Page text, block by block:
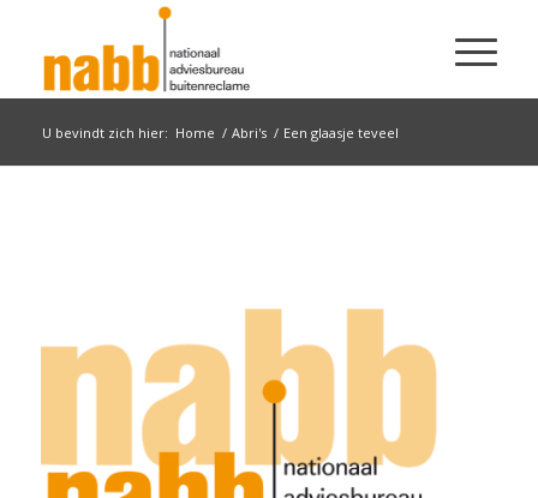
U bevindt zich hier: Home / Abri's / Een glaasje teveel